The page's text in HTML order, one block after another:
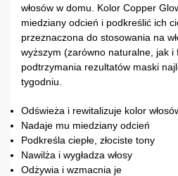
włosów w domu. Kolor Copper
miedziany odcień i podkreślić ich
przeznaczona do stosowania na
wyższym (zarówno naturalne, jak i
podtrzymania rezultatów maski
tygodniu.
Odświeża i rewitalizuje kolor
Nadaje mu miedziany odcień
Podkreśla ciepłe, złociste tony
Nawilża i wygładza włosy
Odżywia i wzmacnia je